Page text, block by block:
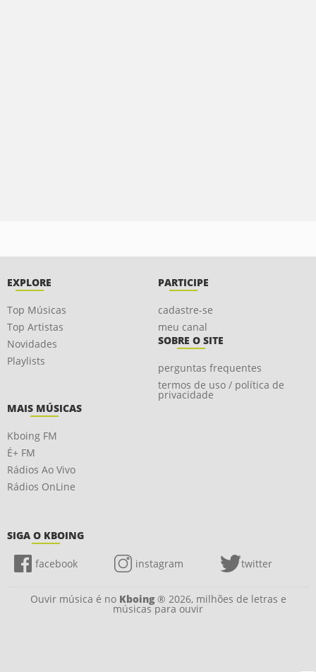
EXPLORE
Top Músicas
Top Artistas
Novidades
Playlists
PARTICIPE
cadastre-se
meu canal
SOBRE O SITE
perguntas frequentes
termos de uso / política de
privacidade
MAIS MÚSICAS
Kboing FM
É+ FM
Rádios Ao Vivo
Rádios OnLine
SIGA O KBOING
facebook instagram twitter
Ouvir música é no Kboing® 2026, milhões de letras e
músicas para ouvir